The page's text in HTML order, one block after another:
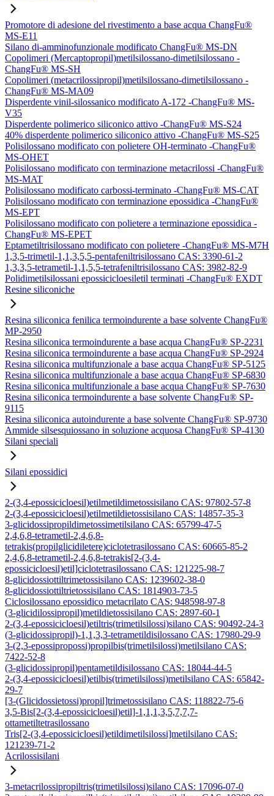
Promotore di adesione del rivestimento a base acqua ChangFu®
MS-E11
Silano di-amminofunzionale modificato ChangFu® MS-DN
Copolimeri (Mercaptopropil)metilsilossano-dimetilsilossano -
ChangFu® MS-SH
Copolimeri (metacrilossipropil)metilsilossano-dimetilsilossano -
ChangFu® MS-MA09
Disperdente vinil-silossanico modificato A-172 -ChangFu® MS-
V35
Disperdente polimerico siliconico attivo -ChangFu® MS-S24
40% disperdente polimerico siliconico attivo -ChangFu® MS-S25
Polisilossano modificato con polietere OH-terminato -ChangFu®
MS-OHET
Polisilossano modificato con terminazione metacrilossi -ChangFu®
MS-MAT
Polisilossano modificato carbossi-terminato -ChangFu® MS-CAT
Polisilossano modificato con terminazione epossidica -ChangFu®
MS-EPT
Polisilossano modificato con polietere a terminazione epossidica -
ChangFu® MS-EPET
Eptametiltrisilossano modificato con polietere -ChangFu® MS-M7H
1,3,5-trimetil-1,1,3,5,5-pentafeniltrisilossano CAS: 3390-61-2
1,3,3,5-tetrametil-1,1,5,5-tetrafeniltrisilossano CAS: 3982-82-9
Polidimetilsilossani epossicicloesiletil terminati -ChangFu® EXDT
Resine siliconiche
Resina siliconica fenilica termoindurente a base solvente ChangFu®
MP-2950
Resina siliconica termoindurente a base acqua ChangFu® SP-2231
Resina siliconica termoindurente a base acqua ChangFu® SP-2924
Resina siliconica multifunzionale a base acqua ChangFu® SP-5125
Resina siliconica multifunzionale a base acqua ChangFu® SP-6830
Resina siliconica multifunzionale a base acqua ChangFu® SP-7630
Resina siliconica termoindurente a base solvente ChangFu® SP-
9115
Resina siliconica autoindurente a base solvente ChangFu® SP-9730
Ammide silsesquiossano in soluzione acquosa ChangFu® SP-4130
Silani speciali
Silani epossidici
2-(3,4-epossicicloesil)etilmetildimetossisilano CAS: 97802-57-8
2-(3,4-epossicicloesil)etilmetildietossisilano CAS: 14857-35-3
3-glicidossipropildimetossimetilsilano CAS: 65799-47-5
2,4,6,8-tetrametil-2,4,6,8-
tetrakis(propilglicidiletere)ciclotetrasilossano CAS: 60665-85-2
2,4,6,8-tetrametil-2,4,6,8-tetrakis[2-(3,4-
epossicicloesil)etil]ciclotetrasilossano CAS: 121225-98-7
8-glicidossiottiltrimetossisilano CAS: 1239602-38-0
8-glicidossiottiltrietossisilano CAS: 1814903-73-5
Ciclosilossano epossidico metacrilato CAS: 948598-97-8
(3-glicidilossipropil)metildietossisilano CAS: 2897-60-1
2-(3,4-epossicicloesil)etiltris(trimetilsilossi)silano CAS: 90492-24-3
(3-glicidossipropil)-1,1,3,3-tetrametildisilossano CAS: 17980-29-9
3-(2,3-epossipropossi)propilbis(trimetilsilossi)metilsilano CAS:
7422-52-8
(3-glicidossipropil)pentametildisilossano CAS: 18044-44-5
2-(3,4-epossicicloesil)etilbis(trimetilsilossi)metilsilano CAS: 65842-
29-7
[3-(Glicidossietossi)propil]trimetossisilano CAS: 118822-75-6
3,5-Bis[2-(3,4-epossicicloesil)etil]-1,1,1,3,5,7,7,7-
ottametiltetrasilossano
Tris[2-(3,4-epossicicloesil)etildimetilsilossi]metilsilano CAS:
121239-71-2
Acrilossisilani
3-metacrilossipropiltris(trimetilsilossi)silano CAS: 17096-07-0